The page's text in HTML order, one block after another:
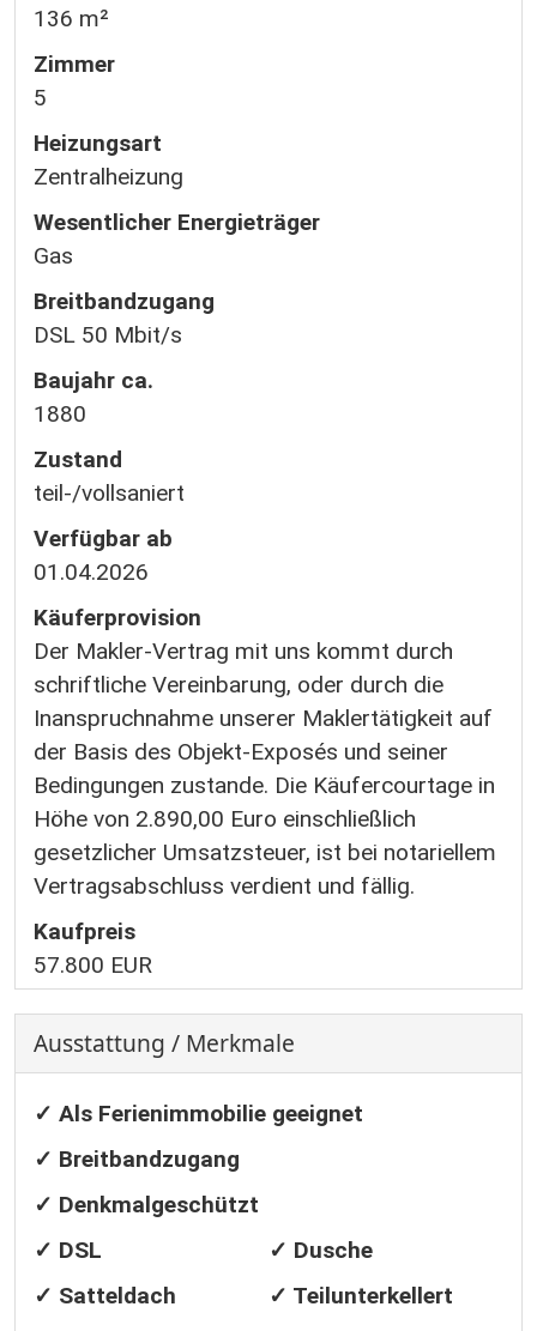
136 m²
Zimmer
5
Heizungsart
Zentralheizung
Wesentlicher Energieträger
Gas
Breitbandzugang
DSL 50 Mbit/s
Baujahr ca.
1880
Zustand
teil-/vollsaniert
Verfügbar ab
01.04.2026
Käufer­provision
Der Makler-Vertrag mit uns kommt durch
schriftliche Vereinbarung, oder durch die
Inanspruchnahme unserer Maklertätigkeit auf
der Basis des Objekt-Exposés und seiner
Bedingungen zustande. Die Käufercourtage in
Höhe von 2.890,00 Euro einschließlich
gesetzlicher Umsatzsteuer, ist bei notariellem
Vertragsabschluss verdient und fällig.
Kaufpreis
57.800 EUR
Ausstattung / Merkmale
✓ Als Ferienimmobilie geeignet
✓ Breitbandzugang
✓ Denkmalgeschützt
✓ DSL
✓ Dusche
✓ Satteldach
✓ Teilunterkellert